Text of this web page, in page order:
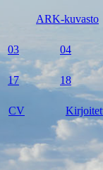
ARK-kuvasto
03 04
17 18
CV